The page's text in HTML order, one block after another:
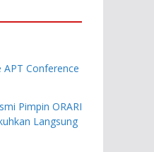
Conference
Pimpin ORARI
Langsung